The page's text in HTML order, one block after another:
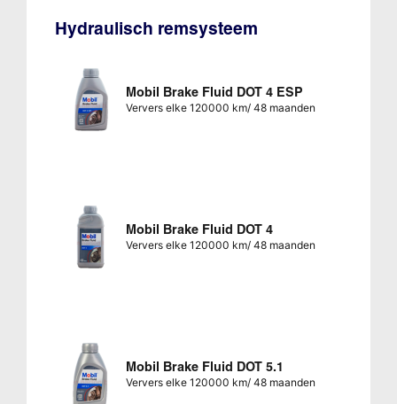
Hydraulisch remsysteem
Mobil Brake Fluid DOT 4 ESP
Ververs elke 120000 km/ 48 maanden
Mobil Brake Fluid DOT 4
Ververs elke 120000 km/ 48 maanden
Mobil Brake Fluid DOT 5.1
Ververs elke 120000 km/ 48 maanden